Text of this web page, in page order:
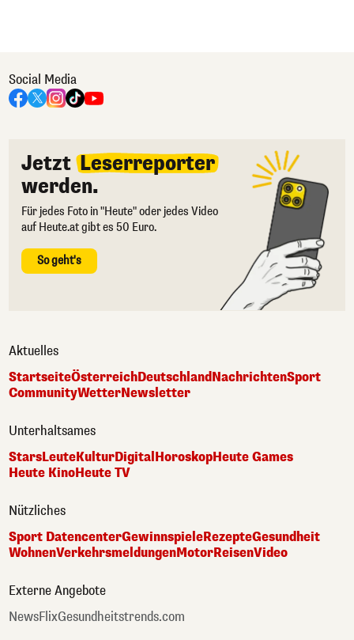
Social Media
Jetzt Leserreporter
werden.
Für jedes Foto in "Heute" oder jedes Video
auf Heute.at gibt es 50 Euro.
So geht's
Aktuelles
StartseiteÖsterreichDeutschlandNachrichtenSport
CommunityWetterNewsletter
Unterhaltsames
StarsLeuteKulturDigital HoroskopHeute Games
Heute KinoHeute TV
Nützliches
Sport DatencenterGewinnspieleRezepteGesundheit
WohnenVerkehrsmeldungenMotorReisenVideo
Externe Angebote
NewsFlixGesundheitstrends.com